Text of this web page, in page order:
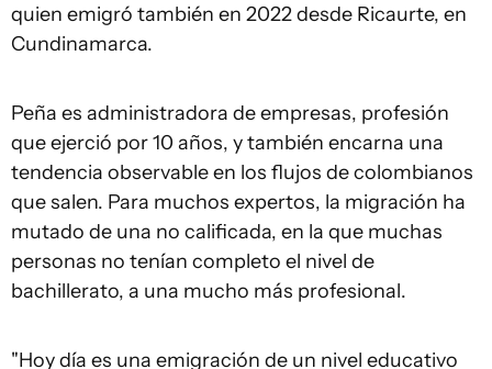
quien emigró también en 2022 desde Ricaurte, en
Cundinamarca.
Peña es administradora de empresas, profesión
que ejerció por 10 años, y también encarna una
tendencia observable en los flujos de colombianos
que salen. Para muchos expertos, la migración ha
mutado de una no calificada, en la que muchas
personas no tenían completo el nivel de
bachillerato, a una mucho más profesional.
"Hoy día es una emigración de un nivel educativo